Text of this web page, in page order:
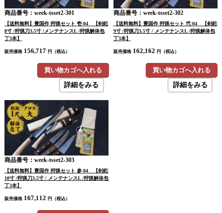
商品番号：week-tsset2-301
【送料無料】豊国作 狩猟セット 壱-04 【剣鉈
8寸 /狩猟刀3.5寸 /メンテナンスL /狩猟解体包
丁3本】
販売価格 156,717 円（税込）
買い物カゴへ入れる
詳細をみる
商品番号：week-tsset2-302
【送料無料】豊国作 狩猟セット 弐-04 【剣鉈
9寸 /狩猟刀3.5寸 / メンテナンスL /狩猟解体包
丁3本】
販売価格 162,162 円（税込）
買い物カゴへ入れる
詳細をみる
商品番号：week-tsset2-303
【送料無料】豊国作 狩猟セット 参-04 【剣鉈
10寸 /狩猟刀3.5寸 / メンテナンスL /狩猟解体包
丁3本】
販売価格 167,112 円（税込）